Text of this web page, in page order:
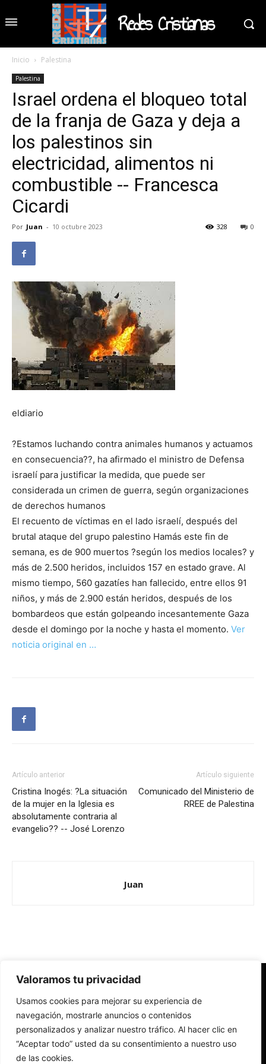
Valoramos tu privacidad
Usamos cookies para mejorar su experiencia de
navegación, mostrarle anuncios o contenidos
personalizados y analizar nuestro tráfico. Al hacer clic en
“Aceptar todo” usted da su consentimiento a nuestro uso
de las cookies.
Redes Cristianas
Inicio Palestina
Palestina
Israel ordena el bloqueo total
de la franja de Gaza y deja a
los palestinos sin
electricidad, alimentos ni
combustible -- Francesca
Cicardi
Por Juan - 10 octubre 2023 0
328
eldiario
?Estamos luchando contra animales humanos y actuamos
en consecuencia??, ha afirmado el ministro de Defensa
israelí para justificar la medida, que puede ser
considerada un crimen de guerra, según organizaciones
de derechos humanos
El recuento de víctimas en el lado israelí, después del
brutal ataque del grupo palestino Hamás este fin de
semana, es de 900 muertos ?según los medios locales? y
más de 2.500 heridos, incluidos 157 en estado grave. Al
mismo tiempo, 560 gazatíes han fallecido, entre ellos 91
niños, y más de 2.900 están heridos, después de los
bombardeos que están golpeando incesantemente Gaza
desde el domingo por la noche y hasta el momento. Ver
noticia original en …
Artículo anterior
Cristina Inogés: ?La situación
de la mujer en la Iglesia es
absolutamente contraria al
evangelio?? -- José Lorenzo
Artículo siguiente
Comunicado del Ministerio de
RREE de Palestina
Juan
Redes Cristianas
Una mirada alternativa sobre la Iglesia católica y la sociedad
- Colectivos de Redes Cristianas